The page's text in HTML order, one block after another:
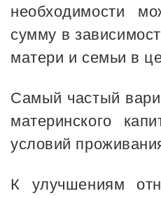
необходимости
сумму в
матери и семьи в
Самый частый
материнского
условий
К улучшениям